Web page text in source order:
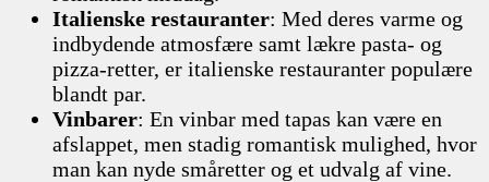
Italienske restauranter: Med deres varme og
indbydende atmosfære samt lækre pasta- og
pizza-retter, er italienske restauranter populære
blandt par.
Vinbarer: En vinbar med tapas kan være en
afslappet, men stadig romantisk mulighed, hvor
man kan nyde småretter og et udvalg af vine.